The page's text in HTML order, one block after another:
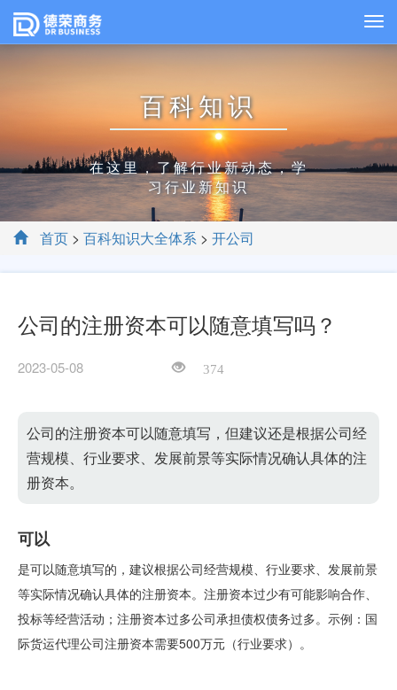
百科知识
在这里，了解行业新动态，学
习行业新知识
首页 > 百科知识大全体系 > 开公司
公司的注册资本可以随意填写吗？
2023-05-08 374
公司的注册资本可以随意填写，但建议还是根据公司经
营规模、行业要求、发展前景等实际情况确认具体的注
册资本。
可以
是可以随意填写的，建议根据公司经营规模、行业要求、发展前景
等实际情况确认具体的注册资本。注册资本过少有可能影响合作、
投标等经营活动；注册资本过多公司承担债权债务过多。示例：国
际货运代理公司注册资本需要500万元（行业要求）。